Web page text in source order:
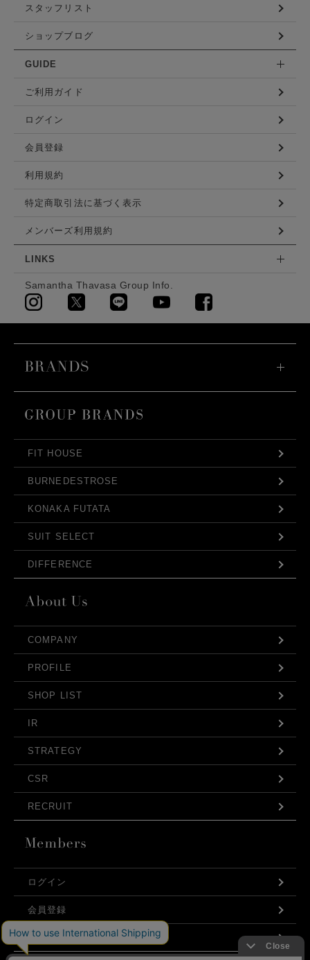
スタッフリスト
ショップブログ
GUIDE
ご利用ガイド
ログイン
会員登録
利用規約
特定商取引法に基づく表示
メンバーズ利用規約
LINKS
Samantha Thavasa Group Info.
FIT HOUSE
BURNEDESTROSE
KONAKA FUTATA
SUIT SELECT
DIFFERENCE
COMPANY
PROFILE
SHOP LIST
IR
STRATEGY
CSR
RECRUIT
ログイン
会員登録
利用規約